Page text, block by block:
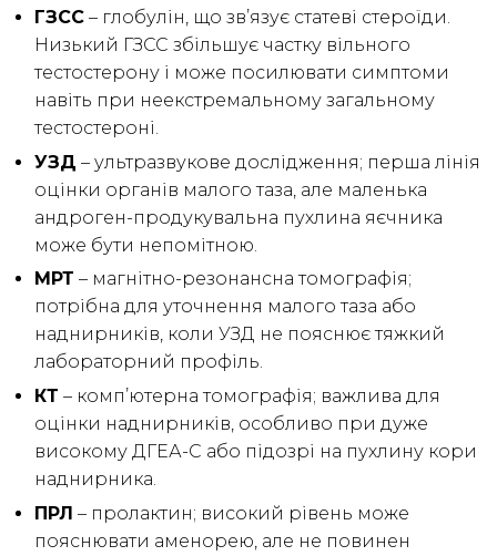
ГЗСС – глобулін, що зв’язує статеві стероїди.
Низький ГЗСС збільшує частку вільного
тестостерону і може посилювати симптоми
навіть при неекстремальному загальному
тестостероні.
УЗД – ультразвукове дослідження; перша лінія
оцінки органів малого таза, але маленька
андроген-продукувальна пухлина яєчника
може бути непомітною.
МРТ – магнітно-резонансна томографія;
потрібна для уточнення малого таза або
наднирників, коли УЗД не пояснює тяжкий
лабораторний профіль.
КТ – комп’ютерна томографія; важлива для
оцінки наднирників, особливо при дуже
високому ДГЕА-С або підозрі на пухлину кори
наднирника.
ПРЛ – пролактин; високий рівень може
пояснювати аменорею, але не повинен